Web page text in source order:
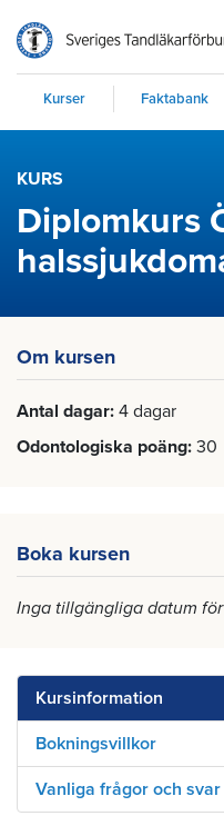
Kurser Faktabank
KURS
Diplomkurs
Om kursen
Antal dagar 4 dagar
Odontologiska poäng 30
Boka kursen
Inga tillgängliga datum
Kursinformation
Bokningsvillkor
Vanliga frågor och svar